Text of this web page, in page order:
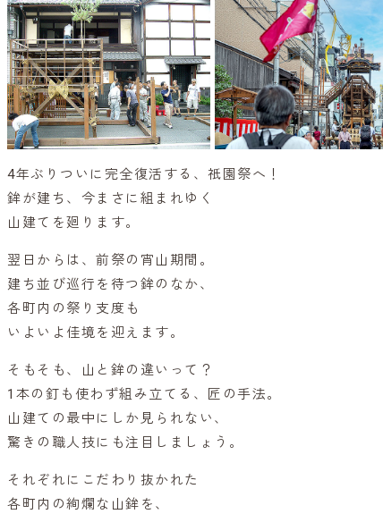
4年ぶりついに完全復活する、祇園祭へ！
鉾が建ち、今まさに組まれゆく
山建てを廻ります。
翌日からは、前祭の宵山期間。
建ち並び巡行を待つ鉾のなか、
各町内の祭り支度も
いよいよ佳境を迎えます。
そもそも、山と鉾の違いって？
1本の釘も使わず組み立てる、匠の手法。
山建ての最中にしか見られない、
驚きの職人技にも注目しましょう。
それぞれにこだわり抜かれた
各町内の絢爛な山鉾を、